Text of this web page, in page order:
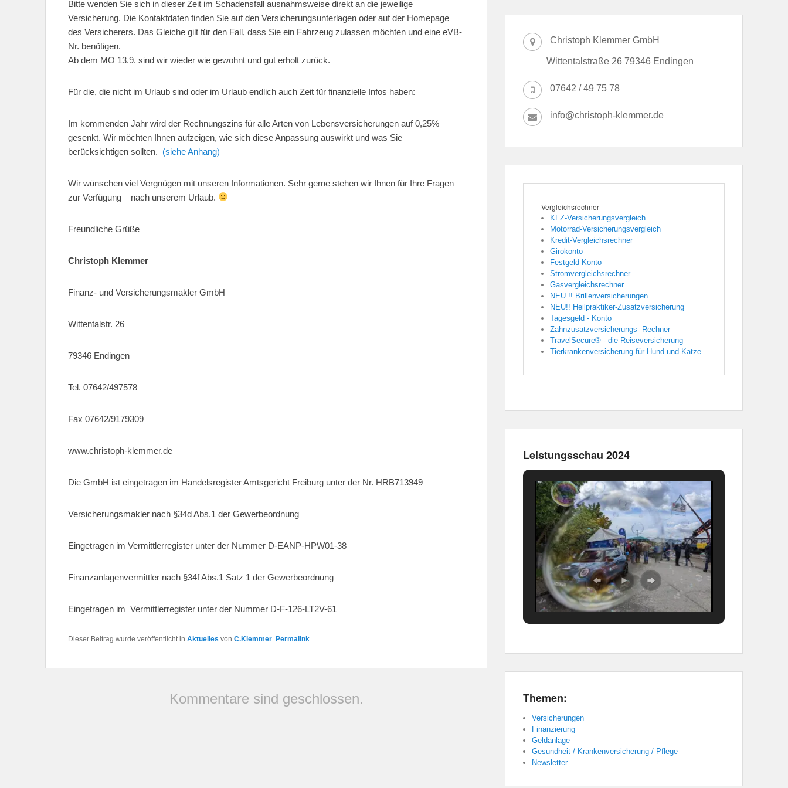
Bitte wenden Sie sich in dieser Zeit im Schadensfall ausnahmsweise direkt an die jeweilige
Versicherung. Die Kontaktdaten finden Sie auf den Versicherungsunterlagen oder auf der Homepage
des Versicherers. Das Gleiche gilt für den Fall, dass Sie ein Fahrzeug zulassen möchten und eine eVB-
Nr. benötigen.
Ab dem MO 13.9. sind wir wieder wie gewohnt und gut erholt zurück.
Für die, die nicht im Urlaub sind oder im Urlaub endlich auch Zeit für finanzielle Infos haben:
Im kommenden Jahr wird der Rechnungszins für alle Arten von Lebensversicherungen auf 0,25%
gesenkt. Wir möchten Ihnen aufzeigen, wie sich diese Anpassung auswirkt und was Sie
berücksichtigen sollten. (siehe Anhang)
Wir wünschen viel Vergnügen mit unseren Informationen. Sehr gerne stehen wir Ihnen für Ihre Fragen
zur Verfügung – nach unserem Urlaub.
Freundliche Grüße
Christoph Klemmer
Finanz- und Versicherungsmakler GmbH
Wittentalstr. 26
79346 Endingen
Tel. 07642/497578
Fax 07642/9179309
www.christoph-klemmer.de
Die GmbH ist eingetragen im Handelsregister Amtsgericht Freiburg unter der Nr. HRB713949
Versicherungsmakler nach §34d Abs.1 der Gewerbeordnung
Eingetragen im Vermittlerregister unter der Nummer D-EANP-HPW01-38
Finanzanlagenvermittler nach §34f Abs.1 Satz 1 der Gewerbeordnung
Eingetragen im Vermittlerregister unter der Nummer D-F-126-LT2V-61
Dieser Beitrag wurde veröffentlicht in Aktuelles von C.Klemmer Permalink
Kommentare sind geschlossen.
Christoph Klemmer GmbH
Wittentalstraße 26 79346 Endingen
07642 / 49 75 78
info@christoph-klemmer.de
Vergleichsrechner
KFZ-Versicherungsvergleich
Motorrad-Versicherungsvergleich
Kredit-Vergleichsrechner
Girokonto
Festgeld-Konto
Stromvergleichsrechner
Gasvergleichsrechner
NEU !! Brillenversicherungen
NEU!! Heilpraktiker-Zusatzversicherung
Tagesgeld - Konto
Zahnzusatzversicherungs- Rechner
TravelSecure® - die Reiseversicherung
Tierkrankenversicherung für Hund und Katze
Leistungsschau 2024
Themen:
Versicherungen
Finanzierung
Geldanlage
Gesundheit / Krankenversicherung / Pflege
Newsletter